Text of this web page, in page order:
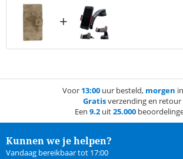
+
Voor 13:00uur besteld, morgen
Gratisverzending en retour
Een 9.2 uit25.000
Kunnen we je helpen?
Vandaag bereikbaar tot 17:00